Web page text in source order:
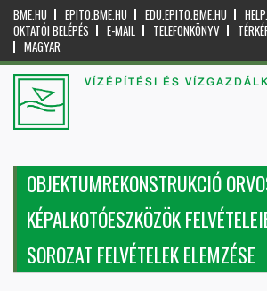
BME.HU EPITO.BME.HU EDU.EPITO.BME.HU
OKTATÓI BELÉPÉS
E-MAIL TELEFONKÖNYV
MAGYAR
VÍZÉPÍTÉSI ÉS
OBJEKTUMREKONSTRUKCIÓ
KÉPALKOTÓESZKÖZÖK
SOROZAT FELVÉTELEK ELEMZÉSE